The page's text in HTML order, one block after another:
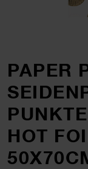
PAPER
HOT